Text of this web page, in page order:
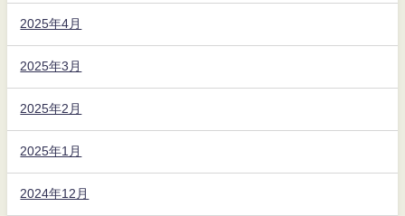
2025年4月
2025年3月
2025年2月
2025年1月
2024年12月